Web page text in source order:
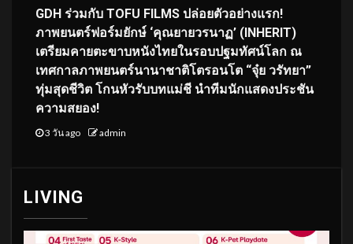
GDH ร่วมกับ TOFU FILMS ปล่อยตัวอย่างแรก!
ภาพยนตร์ฟอร์มยักษ์ ‘คุณยายวรนาฏ’ (INHERIT)
เตรียมคายตะขาบหนังไทยในรอบปฐมทัศน์โลก ณ
เทศกาลภาพยนตร์นานาชาติโตรอนโต “จุ๋ย วรัทยา”
ทุ่มสุดชีวิต โกนหัวรับบทแม่ชี นำทีมนักแสดงประชัน
ความสยอง!
3 วัน ago admin
LIVING